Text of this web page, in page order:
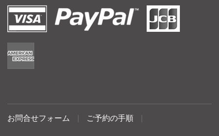
お問合せフォーム ご予約の手順